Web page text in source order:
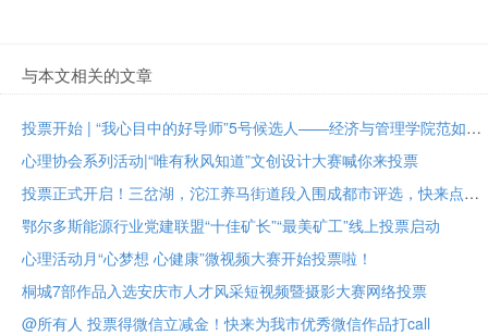
与本文相关的文章
投票开始 | “我心目中的好导师”5号候选人——经济与管理学院范如国教授
心理协会系列活动|“唯有秋风知道”文创设计大赛喊你来投票
投票正式开启！三岔湖，沱江养马街道段入围成都市评选，快来点赞助力吧
鄂尔多斯能源行业党建联盟“十佳矿长”“最美矿工”线上投票启动
心理活动月“心梦想 心健康”微视频大赛开始投票啦！
桐城7部作品入选安庆市人才风采短视频暨摄影大赛网络投票
@所有人 投票得微信立减金！快来为我市优秀微信作品打call